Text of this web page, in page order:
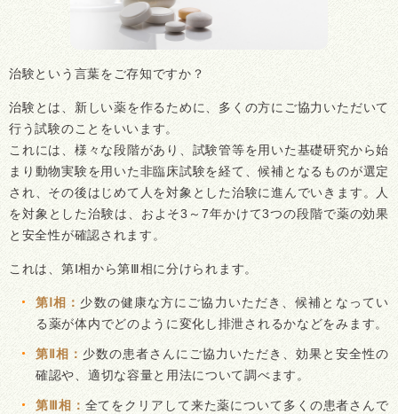
治験という言葉をご存知ですか？
治験とは、新しい薬を作るために、多くの方にご協力いただいて
行う試験のことをいいます。
これには、様々な段階があり、試験管等を用いた基礎研究から始
まり動物実験を用いた非臨床試験を経て、候補となるものが選定
され、その後はじめて人を対象とした治験に進んでいきます。人
を対象とした治験は、およそ3～7年かけて3つの段階で薬の効果
と安全性が確認されます。
これは、第Ⅰ相から第Ⅲ相に分けられます。
第Ⅰ相： 少数の健康な方にご協力いただき、候補となってい
る薬が体内でどのように変化し排泄されるかなどをみます。
第Ⅱ相： 少数の患者さんにご協力いただき、効果と安全性の
確認や、適切な容量と用法について調べます。
第Ⅲ相： 全てをクリアして来た薬について多くの患者さんで